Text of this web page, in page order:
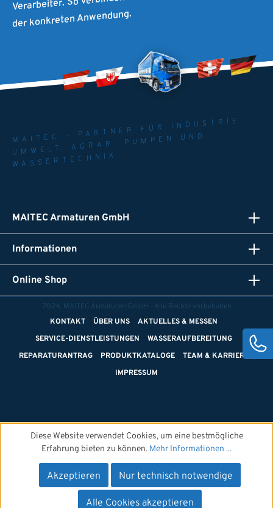
der konkreten Anwendung.
MAITEC - PARTNER FÜR INDUSTRIE.
UMWELT. AGRAR. PUMPEN UND
WASSERTECHNIK
MAITEC Armaturen GmbH
Informationen
Online Shop
2024, MAITEC Armaturen GmbH - Alle Rechte vorbehalten
KONTAKT
ÜBER UNS
AKTUELLES & MESSEN
SERVICE-DIENSTLEISTUNGEN
WASSERAUFBEREITUNG
REPARATURANTRAG
PRODUKTKATALOGE
TEAM & KARRIERE
IMPRESSUM
Diese Website verwendet Cookies, um eine bestmögliche
Erfahrung bieten zu können. Mehr Informationen ...
Nur technisch notwendige
Akzeptieren
Alle Cookies akzeptieren